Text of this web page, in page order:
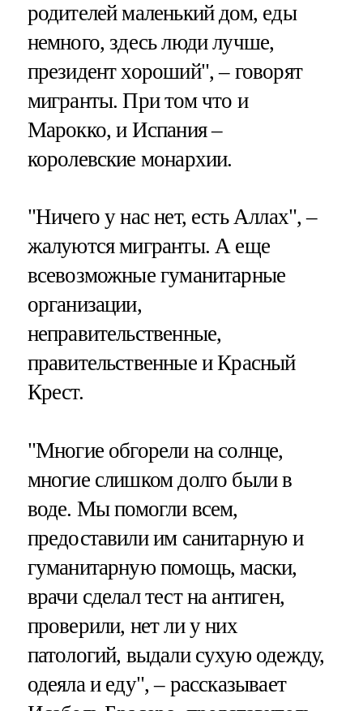
родителей маленький дом, еды
немного, здесь люди лучше,
президент хороший", – говорят
мигранты. При том что и
Марокко, и Испания –
королевские монархии.
"Ничего у нас нет, есть Аллах", –
жалуются мигранты. А еще
всевозможные гуманитарные
организации,
неправительственные,
правительственные и Красный
Крест.
"Многие обгорели на солнце,
многие слишком долго были в
воде. Мы помогли всем,
предоставили им санитарную и
гуманитарную помощь, маски,
врачи сделал тест на антиген,
проверили, нет ли у них
патологий, выдали сухую одежду,
одеяла и еду", – рассказывает